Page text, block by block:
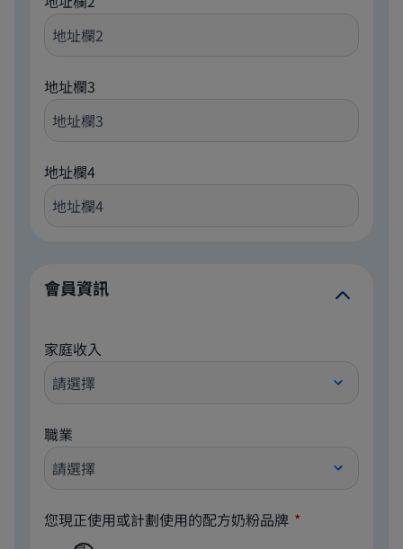
地址欄3
地址欄4
會員資訊
家庭收入
職業
您現正使用或計劃使用的配方奶粉品牌